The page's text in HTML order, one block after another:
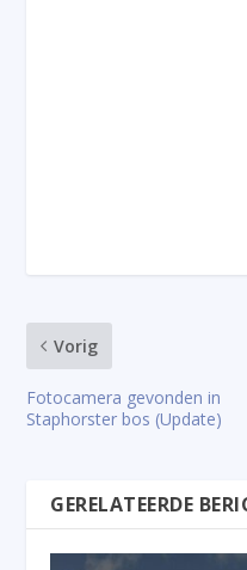
Vorig
Fotocamera gevonden in
Staphorster bos (Update)
GERELATEERDE